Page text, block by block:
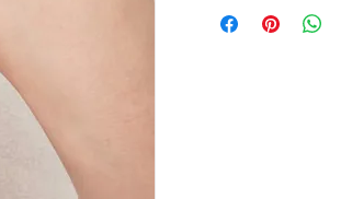
l'adresse indiquée